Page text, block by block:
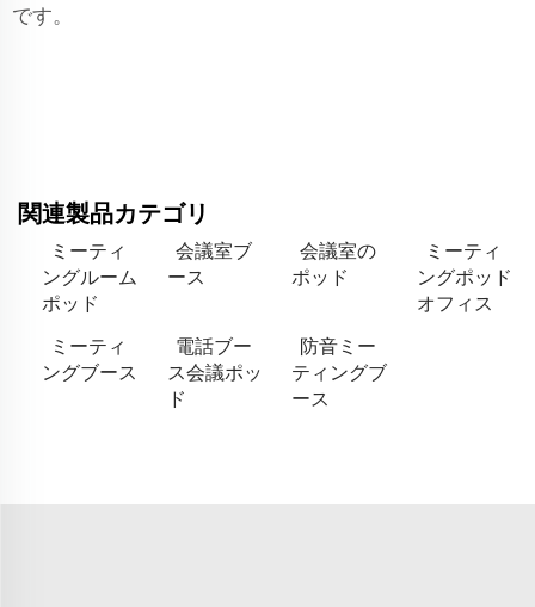
です。
関連製品カテゴリ
ミーティ
ングルーム
ポッド
会議室ブ
ース
会議室の
ポッド
ミーティ
ングポッド
オフィス
ミーティ
ングブース
電話ブー
ス会議ポッ
ド
防音ミー
ティングブ
ース